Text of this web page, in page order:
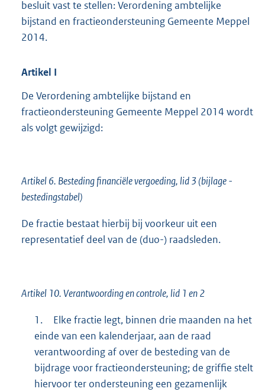
besluit vast te stellen: Verordening ambtelijke
bijstand en fractieondersteuning Gemeente Meppel
2014.
Artikel I
De Verordening ambtelijke bijstand en
fractieondersteuning Gemeente Meppel 2014 wordt
als volgt gewijzigd:
Artikel 6. Besteding financiële vergoeding, lid 3 (bijlage -
bestedingstabel)
De fractie bestaat hierbij bij voorkeur uit een
representatief deel van de (duo-) raadsleden.
Artikel 10. Verantwoording en controle, lid 1 en 2
1.
Elke fractie legt, binnen drie maanden na het
einde van een kalenderjaar, aan de raad
verantwoording af over de besteding van de
bijdrage voor fractieondersteuning; de griffie stelt
hiervoor ter ondersteuning een gezamenlijk